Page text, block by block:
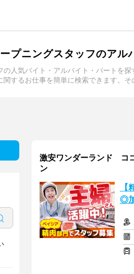
プニングスタッフのアル
人気バイト・アルバイト・パートを
するお仕事を簡単に検索できます。
激安ワンダーランド コ
ン
◎